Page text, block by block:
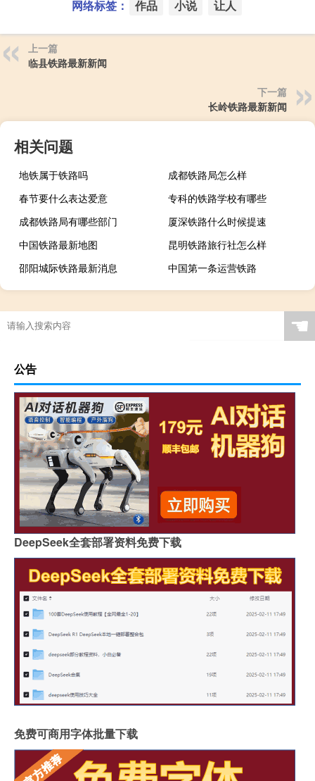
网络标签： 作品 小说 让人
上一篇
临县铁路最新新闻
下一篇
长岭铁路最新新闻
相关问题
地铁属于铁路吗
成都铁路局怎么样
春节要什么表达爱意
专科的铁路学校有哪些
成都铁路局有哪些部门
厦深铁路什么时候提速
中国铁路最新地图
昆明铁路旅行社怎么样
邵阳城际铁路最新消息
中国第一条运营铁路
☚
公告
DeepSeek全套部署资料免费下载
免费可商用字体批量下载